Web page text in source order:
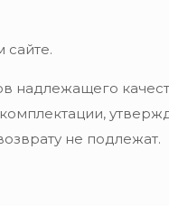
сайте.
надлежащего
не подлежат.